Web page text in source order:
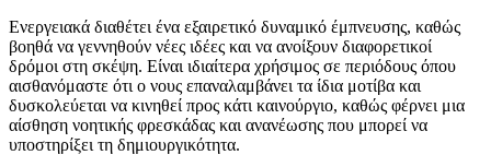
Ενεργειακά διαθέτει ένα εξαιρετικό δυναμικό έμπνευσης, καθώς
βοηθά να γεννηθούν νέες ιδέες και να ανοίξουν διαφορετικοί
δρόμοι στη σκέψη. Είναι ιδιαίτερα χρήσιμος σε περιόδους όπου
αισθανόμαστε ότι ο νους επαναλαμβάνει τα ίδια μοτίβα και
δυσκολεύεται να κινηθεί προς κάτι καινούργιο, καθώς φέρνει μια
αίσθηση νοητικής φρεσκάδας και ανανέωσης που μπορεί να
υποστηρίξει τη δημιουργικότητα.